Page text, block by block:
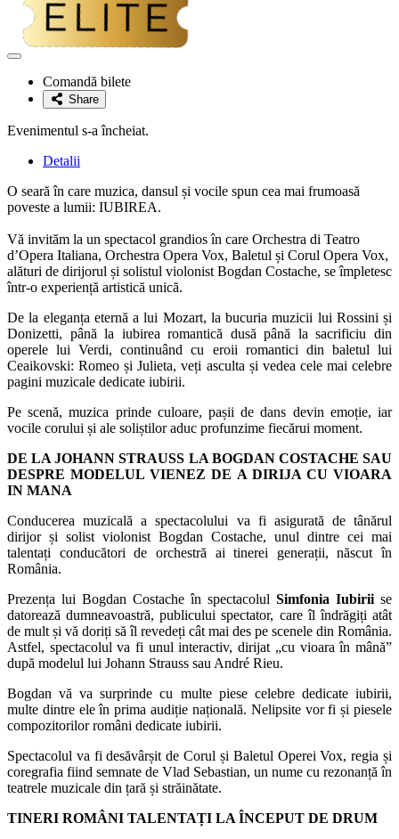
Adaugă
favoriteComandă bilete
Share
Evenimentul s-a încheiat.
Detalii
O seară în care muzica, dansul și vocile spun cea mai frumoasă
poveste a lumii: IUBIREA.
Vă invităm la un spectacol grandios în care Orchestra di Teatro
d’Opera Italiana, Orchestra Opera Vox, Baletul și Corul Opera Vox,
alături de dirijorul și solistul violonist Bogdan Costache, se împletesc
într-o experiență artistică unică.
De la eleganța eternă a lui Mozart, la bucuria muzicii lui Rossini și
Donizetti, până la iubirea romantică dusă până la sacrificiu din
operele lui Verdi, continuând cu eroii romantici din baletul lui
Ceaikovski: Romeo și Julieta, veți asculta și vedea cele mai celebre
pagini muzicale dedicate iubirii.
Pe scenă, muzica prinde culoare, pașii de dans devin emoție, iar
vocile corului și ale soliștilor aduc profunzime fiecărui moment.
DE LA JOHANN STRAUSS LA BOGDAN COSTACHE SAU
DESPRE MODELUL VIENEZ DE A DIRIJA CU VIOARA
IN MANA
Conducerea muzicală a spectacolului va fi asigurată de tânărul
dirijor și solist violonist Bogdan Costache, unul dintre cei mai
talentați conducători de orchestră ai tinerei generații, născut în
România.
Prezența lui Bogdan Costache în spectacolul Simfonia Iubirii se
datorează dumneavoastră, publicului spectator, care îl îndrăgiți atât
de mult și vă doriți să îl revedeți cât mai des pe scenele din România.
Astfel, spectacolul va fi unul interactiv, dirijat „cu vioara în mână”
după modelul lui Johann Strauss sau André Rieu.
Bogdan vă va surprinde cu multe piese celebre dedicate iubirii,
multe dintre ele în prima audiție națională. Nelipsite vor fi și piesele
compozitorilor români dedicate iubirii.
Spectacolul va fi desăvârșit de Corul și Baletul Operei Vox, regia și
coregrafia fiind semnate de Vlad Sebastian, un nume cu rezonanță în
teatrele muzicale din țară și străinătate.
TINERI ROMÂNI TALENTAȚI LA ÎNCEPUT DE DRUM